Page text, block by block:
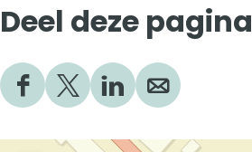
Deel deze pagina
D
e
D
e
D
e
D
e